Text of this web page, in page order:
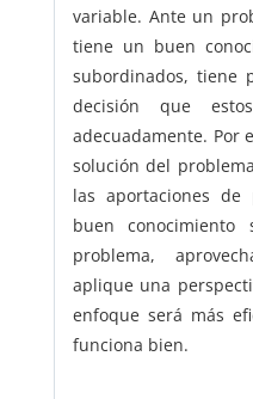
variable. Ante un
tiene un buen
subordinados, tiene
decisión que
adecuadamente. Por
solución del
las aportaciones
buen
problema,
aplique una
enfoque será más
funciona bien.